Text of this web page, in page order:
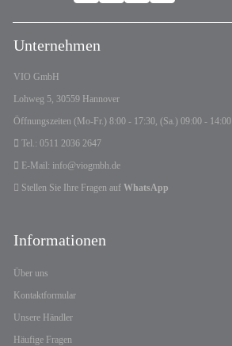
Unternehmen
VIO GmbH
Lohweg 5, 30559 Hannover
Öffnungszeiten (Mo-Fr.) 8:00 - 17:30, (Sa.) 09:00 - 14:00
Tel.: 0511 2036 2647
E-Mail: info@viogmbh.de
Stellen Sie Ihre Fragen auf WhatsApp
Informationen
Über uns
Kontaktformular
Unsere Händler
Häufige Fragen